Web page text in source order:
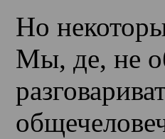
Но
Мы, де, не